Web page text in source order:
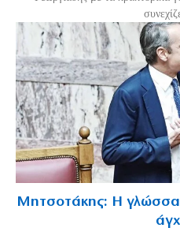
Μητσοτάκης: Η γλώσσα